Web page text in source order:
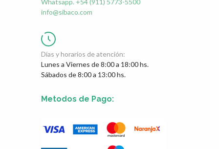
Whatsapp. +54 (911) 5773-5500
info@sibaco.com
Días y horarios de atención:
Lunes a Viernes de 8:00 a 18:00 hs.
Sábados de 8:00 a 13:00 hs.
Metodos de Pago: